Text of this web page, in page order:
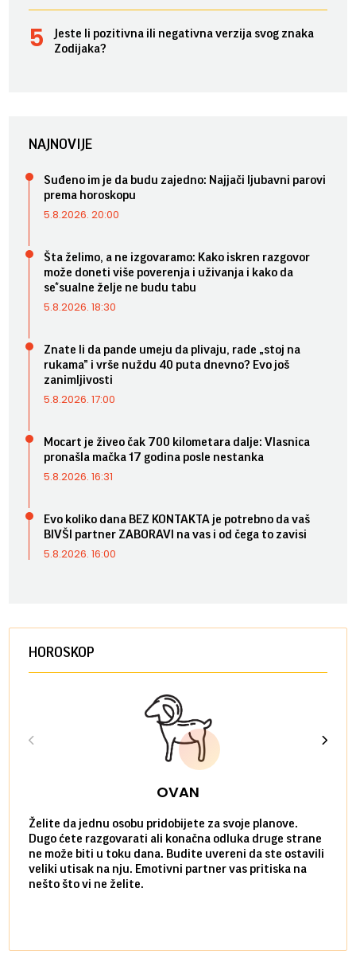
Jeste li pozitivna ili negativna verzija svog znaka
Zodijaka?
NAJNOVIJE
Suđeno im je da budu zajedno: Najjači ljubavni parovi
prema horoskopu
5.8.2026. 20:00
Šta želimo, a ne izgovaramo: Kako iskren razgovor
može doneti više poverenja i uživanja i kako da
se*sualne želje ne budu tabu
5.8.2026. 18:30
Znate li da pande umeju da plivaju, rade „stoj na
rukama” i vrše nuždu 40 puta dnevno? Evo još
zanimljivosti
5.8.2026. 17:00
Mocart je živeo čak 700 kilometara dalje: Vlasnica
pronašla mačka 17 godina posle nestanka
5.8.2026. 16:31
Evo koliko dana BEZ KONTAKTA je potrebno da vaš
BIVŠI partner ZABORAVI na vas i od čega to zavisi
5.8.2026. 16:00
HOROSKOP
OVAN
Želite da jednu osobu pridobijete za svoje planove.
Dugo ćete razgovarati ali konačna odluka druge strane
ne može biti u toku dana. Budite uvereni da ste ostavili
veliki utisak na nju. Emotivni partner vas pritiska na
nešto što vi ne želite.